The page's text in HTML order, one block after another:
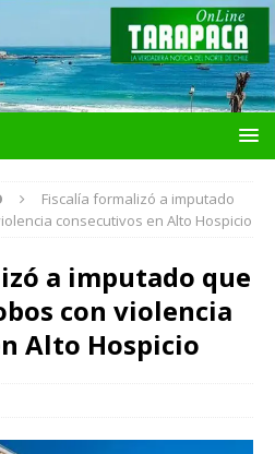
Fiscalía formalizó a imputado
consecutivos en Alto Hospicio
a imputado que
con violencia
Alto Hospicio